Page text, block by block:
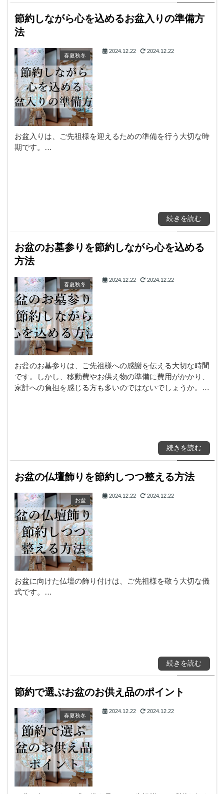
節約しながら心を込めるお盆入りの準備方
法
春夏秋冬
2024.12.22 2024.12.22
お盆入りは、ご先祖様を迎えるための準備を行う大切な時
期です。…
続きを読む
お盆のお墓参りを節約しながら心を込める
方法
春夏秋冬
2024.12.22 2024.12.22
お盆のお墓参りは、ご先祖様への感謝を伝える大切な時間
です。しかし、移動費やお供え物の準備に費用がかかり、
家計への負担を感じる方も多いのではないでしょうか。…
続きを読む
お盆の仏壇飾りを節約しつつ整える方法
お盆
2024.12.22 2024.12.22
お盆に向けた仏壇の飾り付けは、ご先祖様を敬う大切な儀
式です。…
続きを読む
節約で選ぶお盆のお供え品のポイント
春夏秋冬
2024.12.22 2024.12.22